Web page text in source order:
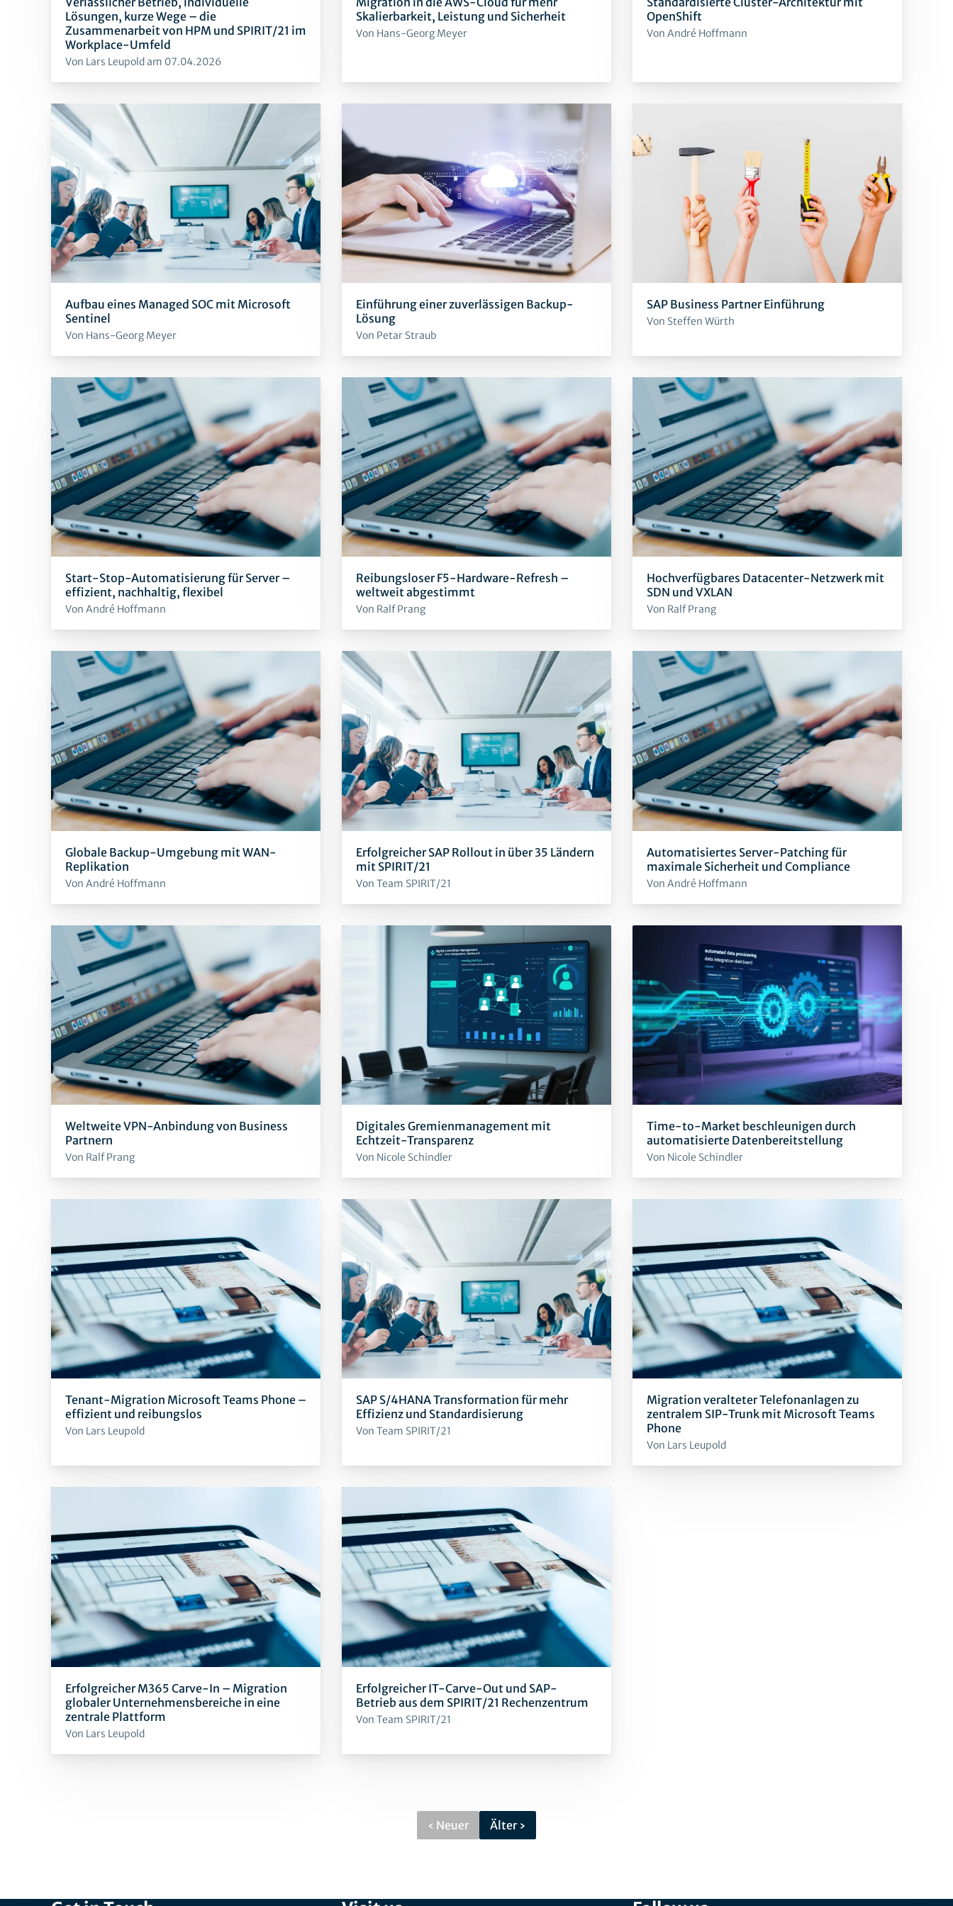
Lösungen, kurze Wege – die
Zusammenarbeit von HPM und SPIRIT/21 im
Workplace-Umfeld
Von Lars Leupold am 07.04.2026
Skalierbarkeit, Leistung und Sicherheit
Von Hans-Georg Meyer
OpenShift
Von André Hoffmann
Aufbau eines Managed SOC mit Microsoft
Sentinel
Von Hans-Georg Meyer
Einführung einer zuverlässigen Backup-
Lösung
Von Petar Straub
SAP Business Partner Einführung
Von Steffen Würth
Start-Stop-Automatisierung für Server –
effizient, nachhaltig, flexibel
Von André Hoffmann
Reibungsloser F5-Hardware-Refresh –
weltweit abgestimmt
Von Ralf Prang
Hochverfügbares Datacenter-Netzwerk mit
SDN und VXLAN
Von Ralf Prang
Globale Backup-Umgebung mit WAN-
Replikation
Von André Hoffmann
Erfolgreicher SAP Rollout in über 35 Ländern
mit SPIRIT/21
Von Team SPIRIT/21
Automatisiertes Server-Patching für
maximale Sicherheit und Compliance
Von André Hoffmann
Weltweite VPN-Anbindung von Business
Partnern
Von Ralf Prang
Digitales Gremienmanagement mit
Echtzeit-Transparenz
Von Nicole Schindler
Time-to-Market beschleunigen durch
automatisierte Datenbereitstellung
Von Nicole Schindler
Tenant-Migration Microsoft Teams Phone –
effizient und reibungslos
Von Lars Leupold
SAP S/4HANA Transformation für mehr
Effizienz und Standardisierung
Von Team SPIRIT/21
Migration veralteter Telefonanlagen zu
zentralem SIP-Trunk mit Microsoft Teams
Phone
Von Lars Leupold
Erfolgreicher M365 Carve-In – Migration
globaler Unternehmensbereiche in eine
zentrale Plattform
Von Lars Leupold
Erfolgreicher IT-Carve-Out und SAP-
Betrieb aus dem SPIRIT/21 Rechenzentrum
Von Team SPIRIT/21
‹ Neuer Älter ›